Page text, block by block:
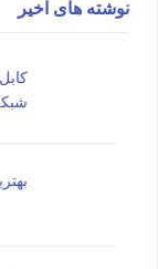
نوشته های اخیر